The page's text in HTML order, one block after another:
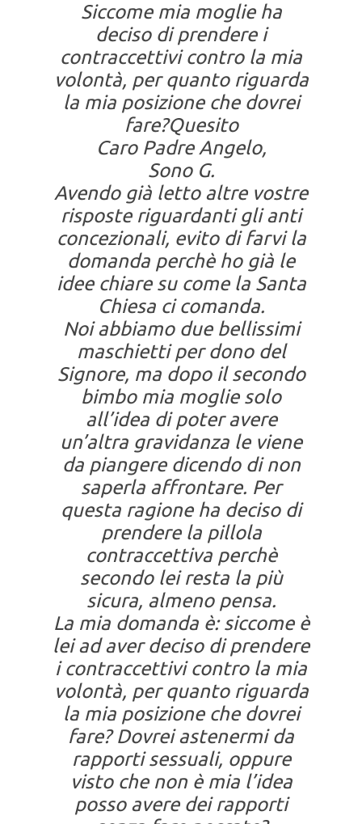
Siccome mia moglie ha
deciso di prendere i
contraccettivi contro la mia
volontà, per quanto riguarda
la mia posizione che dovrei
fare?Quesito
Caro Padre Angelo,
Sono G.
Avendo già letto altre vostre
risposte riguardanti gli anti
concezionali, evito di farvi la
domanda perchè ho già le
idee chiare su come la Santa
Chiesa ci comanda.
Noi abbiamo due bellissimi
maschietti per dono del
Signore, ma dopo il secondo
bimbo mia moglie solo
all’idea di poter avere
un’altra gravidanza le viene
da piangere dicendo di non
saperla affrontare. Per
questa ragione ha deciso di
prendere la pillola
contraccettiva perchè
secondo lei resta la più
sicura, almeno pensa.
La mia domanda è: siccome è
lei ad aver deciso di prendere
i contraccettivi contro la mia
volontà, per quanto riguarda
la mia posizione che dovrei
fare? Dovrei astenermi da
rapporti sessuali, oppure
visto che non è mia l’idea
posso avere dei rapporti